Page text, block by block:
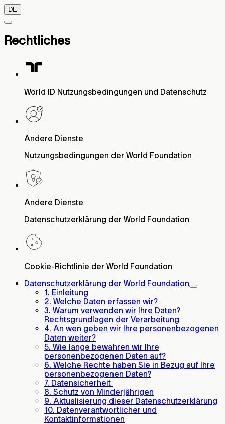
DE
Rechtliches
World ID Nutzungsbedingungen und Datenschutz
Andere Dienste
Nutzungsbedingungen der World Foundation
Andere Dienste
Datenschutzerklärung der World Foundation
Cookie-Richtlinie der World Foundation
Datenschutzerklärung der World Foundation
1. Einleitung
2. Welche Daten erfassen wir?
3. Warum verwenden wir Ihre Daten?
Rechtsgrundlagen der Verarbeitung
4. An wen geben wir Ihre personenbezogenen
Daten weiter?
5. Wie lange bewahren wir Ihre
personenbezogenen Daten auf?
6. Welche Rechte haben Sie in Bezug auf Ihre
personenbezogenen Daten?
7. Datensicherheit
8. Schutz von Minderjährigen
9. Aktualisierung dieser Datenschutzerklärung
10. Datenverantwortlicher und
Kontaktinformationen